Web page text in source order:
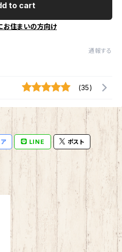
to cart
お住まいの方向け
通報する
(35)
LINE ポスト